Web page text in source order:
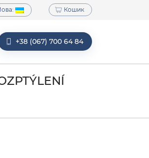
Кошик
+38 (067) 700 64 84